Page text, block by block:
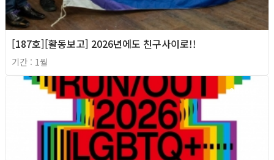
[187호][활동보고] 2026년에도 친구사이로!!
기간 : 1월
2026년